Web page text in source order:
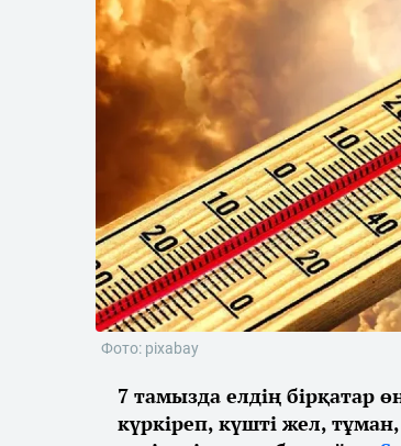
Фото: pixabay
7 тамызда елдің бірқатар
күркіреп, күшті жел,